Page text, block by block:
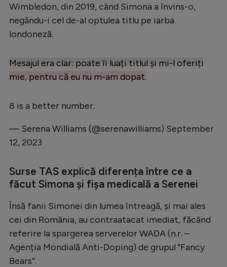
Clasamente
Tenis
Natație
Formula 1
Auto
Rugby
Ciclism
Alte sporturi
JO 2024
Wimbledon, din 2019, când Simona a învins-o,
negându-i cel de-al optulea titlu pe iarba
londoneză.
Mesajul era clar: poate îi luați titlul și mi-l oferiți
mie, pentru că eu nu m-am dopat.
8 is a better number.
— Serena Williams (@serenawilliams) September
12, 2023
Surse TAS explică diferența între ce a
făcut Simona și fișa medicală a Serenei
Însă fanii Simonei din lumea întreagă, și mai ales
cei din România, au contraatacat imediat, făcând
referire la spargerea serverelor WADA (n.r. –
Agenția Mondială Anti-Doping) de grupul "Fancy
Bears”.